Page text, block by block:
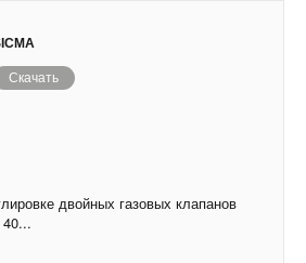
Скачать
двойных газовых клапанов